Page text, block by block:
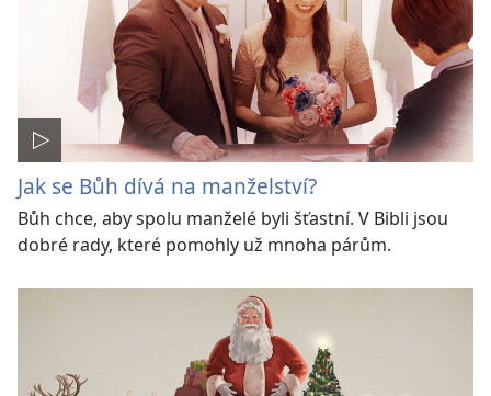
Jak se Bůh dívá na manželství?
Bůh chce, aby spolu manželé byli šťastní. V Bibli jsou
dobré rady, které pomohly už mnoha párům.